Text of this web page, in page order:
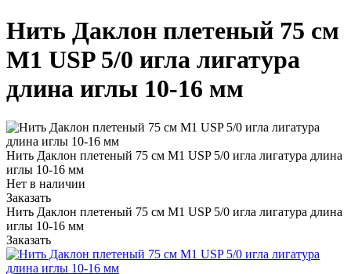
Нить Даклон плетеный 75 см
М1 USP 5/0 игла лигатура
длина иглы 10-16 мм
Нить Даклон плетеный 75 см М1 USP 5/0 игла лигатура длина
иглы 10-16 мм
Нет в наличии
Заказать
Нить Даклон плетеный 75 см М1 USP 5/0 игла лигатура длина
иглы 10-16 мм
Заказать